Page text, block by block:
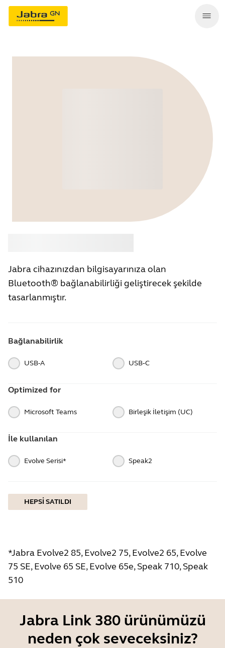
Jabra cihazınızdan bilgisayarınıza olan
Bluetooth® bağlanabilirliği geliştirecek şekilde
tasarlanmıştır.
Bağlanabilirlik
USB-A USB‑C
Optimized for
Microsoft Teams Birleşik İletişim (UC)
İle kullanılan
Evolve Serisi* Speak2
HEPSI SATILDI
*Jabra Evolve2 85, Evolve2 75, Evolve2 65, Evolve
75 SE, Evolve 65 SE, Evolve 65e, Speak 710, Speak
510
Jabra Link 380 ürünümüzü
neden çok seveceksiniz?